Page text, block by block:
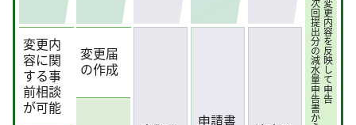
変更内
容に関
する事
前相談
が可能
変更届
の作成
申請書
次回提出分の減水量申告書から変更内容を反映して申告